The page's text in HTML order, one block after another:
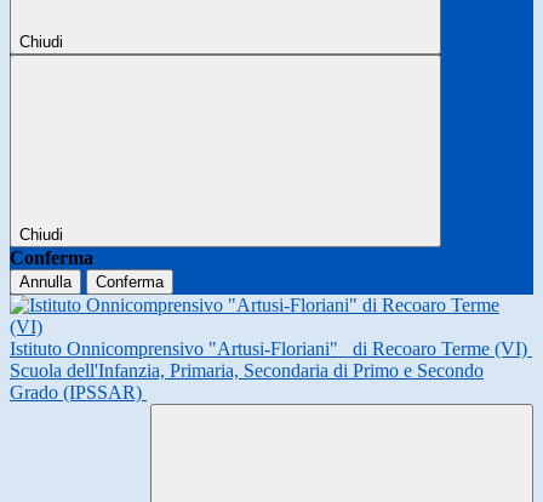
Chiudi
Chiudi
Conferma
Annulla Conferma
Istituto Onnicomprensivo "Artusi-Floriani"
di Recoaro Terme (VI)
Scuola dell'Infanzia, Primaria, Secondaria di Primo e Secondo
Grado (IPSSAR)